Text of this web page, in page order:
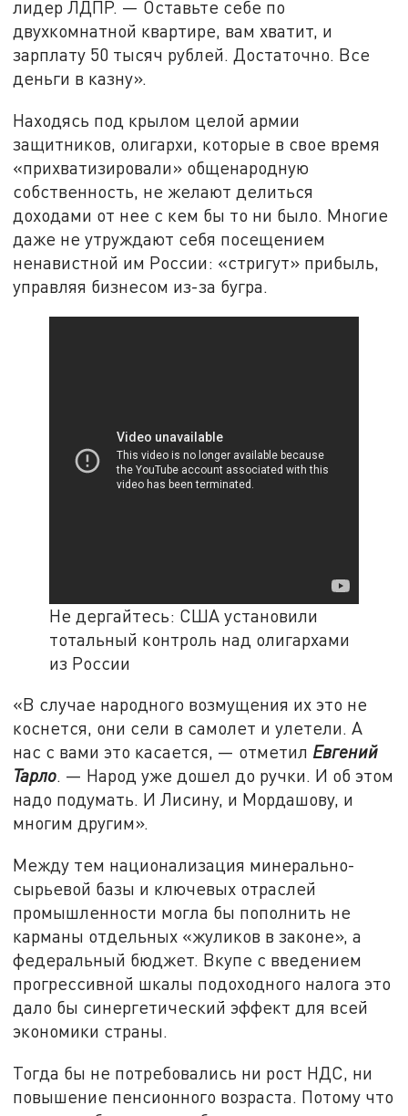
лидер ЛДПР. — Оставьте себе по
двухкомнатной квартире, вам хватит, и
зарплату 50 тысяч рублей. Достаточно. Все
деньги в казну».
Находясь под крылом целой армии
защитников, олигархи, которые в свое время
«прихватизировали» общенародную
собственность, не желают делиться
доходами от нее с кем бы то ни было. Многие
даже не утруждают себя посещением
ненавистной им России: «стригут» прибыль,
управляя бизнесом из-за бугра.
Не дергайтесь: США установили
тотальный контроль над олигархами
из России
«В случае народного возмущения их это не
коснется, они сели в самолет и улетели. А
нас с вами это касается, — отметил Евгений
Тарло. — Народ уже дошел до ручки. И об этом
надо подумать. И Лисину, и Мордашову, и
многим другим».
Между тем национализация минерально-
сырьевой базы и ключевых отраслей
промышленности могла бы пополнить не
карманы отдельных «жуликов в законе», а
федеральный бюджет. Вкупе с введением
прогрессивной шкалы подоходного налога это
дало бы синергетический эффект для всей
экономики страны.
Тогда бы не потребовались ни рост НДС, ни
повышение пенсионного возраста. Потому что